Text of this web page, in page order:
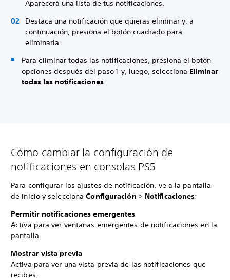
Aparecerá una lista de tus notificaciones.
Destaca una notificación que quieras eliminar y, a
continuación, presiona el botón cuadrado para
eliminarla.
Para eliminar todas las notificaciones, presiona el botón
opciones después del paso 1 y, luego, selecciona Eliminar
todas las notificaciones
Cómo cambiar la configuración de
notificaciones en consolas PS5
Para configurar los ajustes de notificación, ve a la pantalla
de inicio y seleccionaConfiguración > Notificaciones:
Permitir notificaciones emergentes
Activa para ver ventanas emergentes de notificaciones en la
pantalla.
Mostrar vista previa
Activa para ver una vista previa de las notificaciones que
recibes.